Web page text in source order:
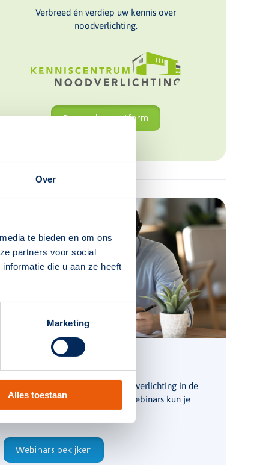
Over
te bieden en om ons
partners voor social
die u aan ze heeft
Marketing
Alles toestaan
Verbreed én verdiep uw kennis over
noodverlichting.
Bezoek het platform
Wij delen graag kennis over noodverlichting in de
vorm van gratis webinars. Deze webinars kun je
ook on-demand terugkijken.
Webinars bekijken